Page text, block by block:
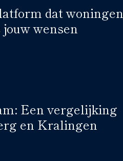
dat woningen
wensen
Een vergelijking
en Kralingen